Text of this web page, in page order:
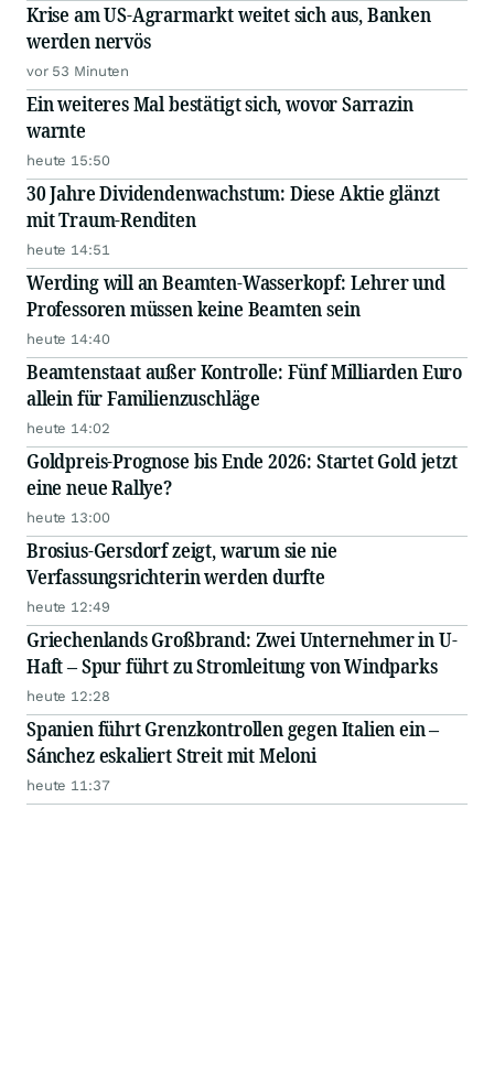
Krise am US-Agrarmarkt weitet sich aus, Banken
werden nervös
vor 53 Minuten
Ein weiteres Mal bestätigt sich, wovor Sarrazin
warnte
heute 15:50
30 Jahre Dividendenwachstum: Diese Aktie glänzt
mit Traum-Renditen
heute 14:51
Werding will an Beamten-Wasserkopf: Lehrer und
Professoren müssen keine Beamten sein
heute 14:40
Beamtenstaat außer Kontrolle: Fünf Milliarden Euro
allein für Familienzuschläge
heute 14:02
Goldpreis-Prognose bis Ende 2026: Startet Gold jetzt
eine neue Rallye?
heute 13:00
Brosius-Gersdorf zeigt, warum sie nie
Verfassungsrichterin werden durfte
heute 12:49
Griechenlands Großbrand: Zwei Unternehmer in U-
Haft – Spur führt zu Stromleitung von Windparks
heute 12:28
Spanien führt Grenzkontrollen gegen Italien ein –
Sánchez eskaliert Streit mit Meloni
heute 11:37